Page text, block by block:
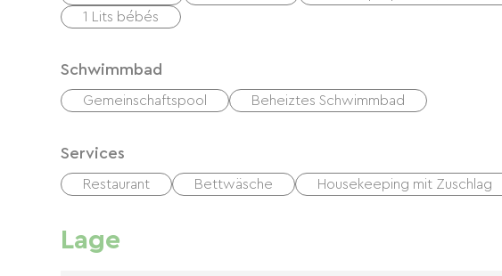
1 Lits bébés
Schwimmbad
Gemeinschaftspool Beheiztes Schwimmbad
Services
Restaurant Bettwäsche Housekeeping mit Zuschlag
Lage